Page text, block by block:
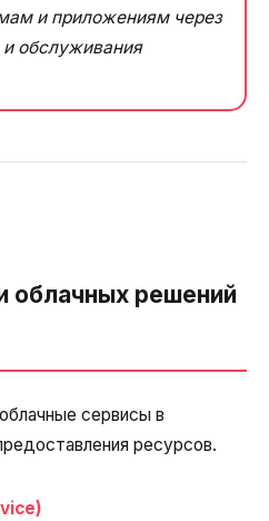
и приложениям через
и обслуживания
облачных решений
сервисы в
ресурсов.